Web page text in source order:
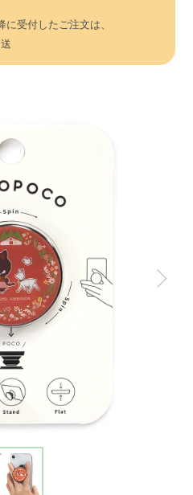
に受付したご注文は、